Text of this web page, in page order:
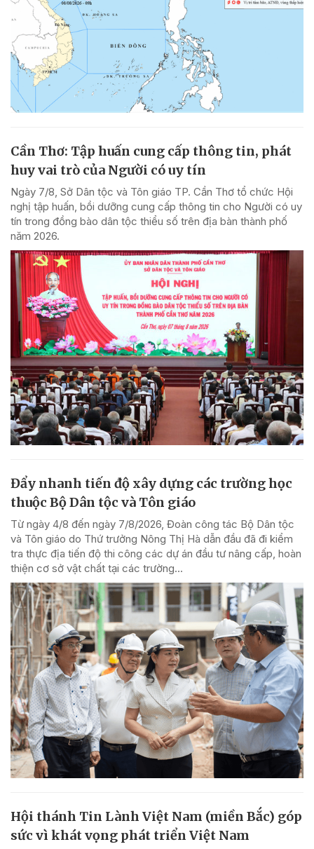
Cần Thơ: Tập huấn cung cấp thông tin, phát
huy vai trò của Người có uy tín
Ngày 7/8, Sở Dân tộc và Tôn giáo TP. Cần Thơ tổ chức Hội
nghị tập huấn, bồi dưỡng cung cấp thông tin cho Người có uy
tín trong đồng bào dân tộc thiểu số trên địa bàn thành phố
năm 2026.
Đẩy nhanh tiến độ xây dựng các trường học
thuộc Bộ Dân tộc và Tôn giáo
Từ ngày 4/8 đến ngày 7/8/2026, Đoàn công tác Bộ Dân tộc
và Tôn giáo do Thứ trưởng Nông Thị Hà dẫn đầu đã đi kiểm
tra thực địa tiến độ thi công các dự án đầu tư nâng cấp, hoàn
thiện cơ sở vật chất tại các trường...
Hội thánh Tin Lành Việt Nam (miền Bắc) góp
sức vì khát vọng phát triển Việt Nam